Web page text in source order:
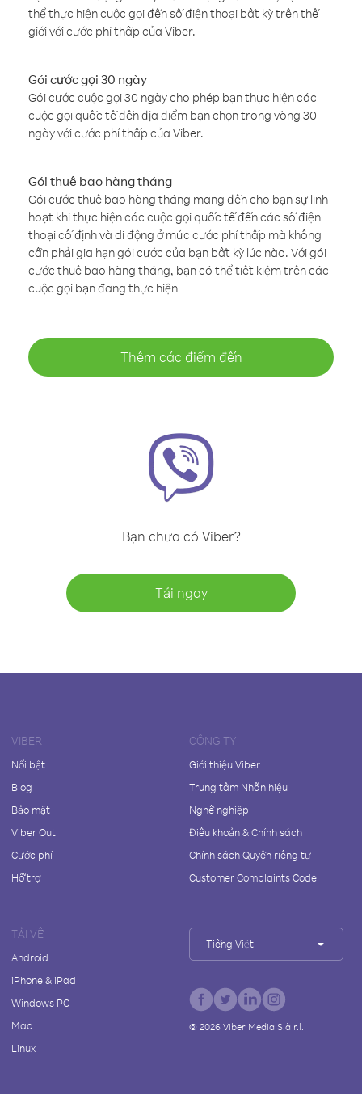
thể thực hiện cuộc gọi đến số điện thoại bất kỳ trên thế
giới với cước phí thấp của Viber.
Gói cước gọi 30 ngày
Gói cước cuộc gọi 30 ngày cho phép bạn thực hiện các
cuộc gọi quốc tế đến địa điểm bạn chọn trong vòng 30
ngày với cước phí thấp của Viber.
Gói thuê bao hàng tháng
Gói cước thuê bao hàng tháng mang đến cho bạn sự linh
hoạt khi thực hiện các cuộc gọi quốc tế đến các số điện
thoại cố định và di động ở mức cước phí thấp mà không
cần phải gia hạn gói cước của bạn bất kỳ lúc nào. Với gói
cước thuê bao hàng tháng, bạn có thể tiết kiệm trên các
cuộc gọi bạn đang thực hiện
Thêm các điểm đến
Bạn chưa có Viber?
Tải ngay
VIBER
Nổi bật
Blog
Bảo mật
Viber Out
Cước phí
Hỗ trợ
CÔNG TY
Giới thiệu Viber
Trung tâm Nhãn hiệu
Nghề nghiệp
Điều khoản & Chính sách
Chính sách Quyền riêng tư
Customer Complaints Code
TẢI VỀ
Android
iPhone & iPad
Windows PC
Mac
Linux
Tiếng Việt
© 2026Viber Media S.à r.l.